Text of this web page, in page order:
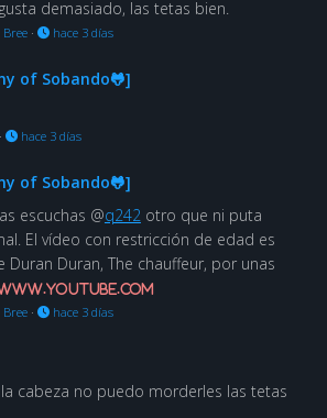
demasiado, las tetas bien.
· hace 3 días
of Sobando🐸]
hace 3 días
of Sobando🐸]
escuchas @q242 otro que ni puta
El vídeo con restricción de edad es
Duran Duran, The chauffeur, por unas
· hace 3 días
cabeza no puedo morderles las tetas